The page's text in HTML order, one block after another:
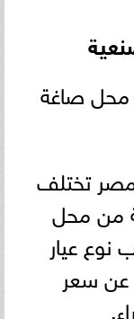
محل صاغة
تختلف
من محل
عيار
عن سعر